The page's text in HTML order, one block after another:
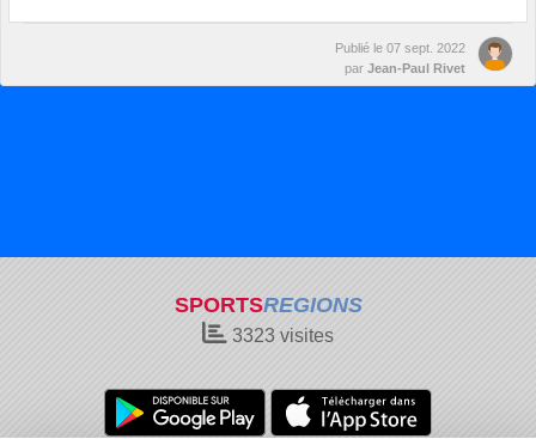
Publié le 07 sept. 2022
par Jean-Paul Rivet
SPORTSREGIONS
3323 visites